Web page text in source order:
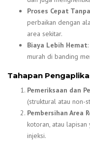
Proses Cepat
perbaikan dengan
area sekitar.
Biaya Lebih Hemat
murah di banding
Tahapan
Pemeriksaan dan
(struktural atau non-
Pembersihan Area
kotoran, atau
injeksi.